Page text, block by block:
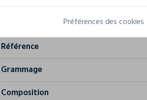
Référence
Grammage
Composition
Préférences des cookies